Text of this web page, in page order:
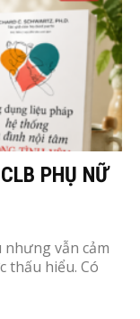
PHỤ NỮ
vẫn cảm
thấu hiểu. Có